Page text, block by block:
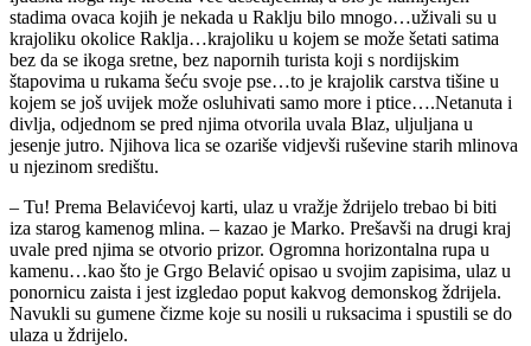
stadima ovaca kojih je nekada u Raklju bilo mnogo…uživali su u
krajoliku okolice Raklja…krajoliku u kojem se može šetati satima
bez da se ikoga sretne, bez napornih turista koji s nordijskim
štapovima u rukama šeću svoje pse…to je krajolik carstva tišine u
kojem se još uvijek može osluhivati samo more i ptice….Netanuta i
divlja, odjednom se pred njima otvorila uvala Blaz, uljuljana u
jesenje jutro. Njihova lica se ozariše vidjevši ruševine starih mlinova
u njezinom središtu.
– Tu! Prema Belavićevoj karti, ulaz u vražje ždrijelo trebao bi biti
iza starog kamenog mlina. – kazao je Marko. Prešavši na drugi kraj
uvale pred njima se otvorio prizor. Ogromna horizontalna rupa u
kamenu…kao što je Grgo Belavić opisao u svojim zapisima, ulaz u
ponornicu zaista i jest izgledao poput kakvog demonskog ždrijela.
Navukli su gumene čizme koje su nosili u ruksacima i spustili se do
ulaza u ždrijelo.